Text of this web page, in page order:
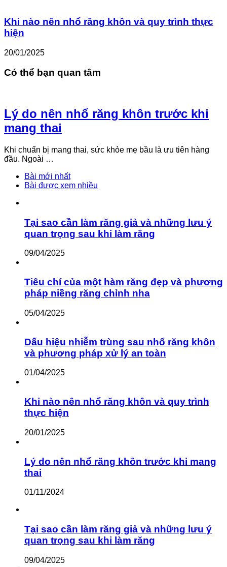
Khi nào nên nhổ răng khôn và quy trình thực
hiện
20/01/2025
Có thể bạn quan tâm
Lý do nên nhổ răng khôn trước khi
mang thai
Khi chuẩn bị mang thai, sức khỏe mẹ bầu là ưu tiên hàng
đầu. Ngoài …
Bài mới nhất
Bài được xem nhiều
Tại sao cần làm răng giả và những lưu ý
quan trọng sau khi làm răng
09/04/2025
Tiêu chí của một hàm răng đẹp và phương
pháp niềng răng chỉnh nha
05/04/2025
Dấu hiệu nhiễm trùng sau nhổ răng khôn
và phương pháp xử lý an toàn
01/04/2025
Khi nào nên nhổ răng khôn và quy trình
thực hiện
20/01/2025
Lý do nên nhổ răng khôn trước khi mang
thai
01/11/2024
Tại sao cần làm răng giả và những lưu ý
quan trọng sau khi làm răng
09/04/2025